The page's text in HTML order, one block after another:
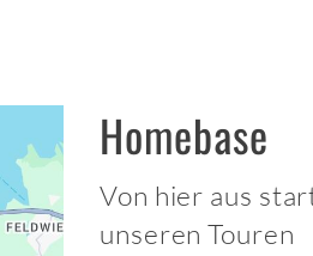
Homebase
Von hier aus
unseren Touren